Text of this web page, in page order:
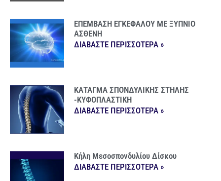
ΕΠΕΜΒΑΣΗ ΕΓΚΕΦΑΛΟΥ ΜΕ ΞΥΠΝΙΟ
ΑΣΘΕΝΗ
ΔΙΑΒΑΣΤΕ ΠΕΡΙΣΣΟΤΕΡΑ »
ΚΑΤΑΓΜΑ ΣΠΟΝΔΥΛΙΚΗΣ ΣΤΗΛΗΣ
-ΚΥΦΟΠΛΑΣΤΙΚΗ
ΔΙΑΒΑΣΤΕ ΠΕΡΙΣΣΟΤΕΡΑ »
Κήλη Μεσοσπονδυλίου Δίσκου
ΔΙΑΒΑΣΤΕ ΠΕΡΙΣΣΟΤΕΡΑ »